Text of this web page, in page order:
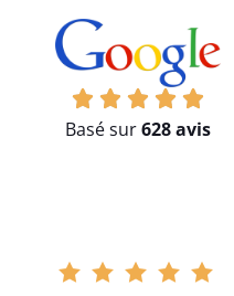
Basé sur628 avis